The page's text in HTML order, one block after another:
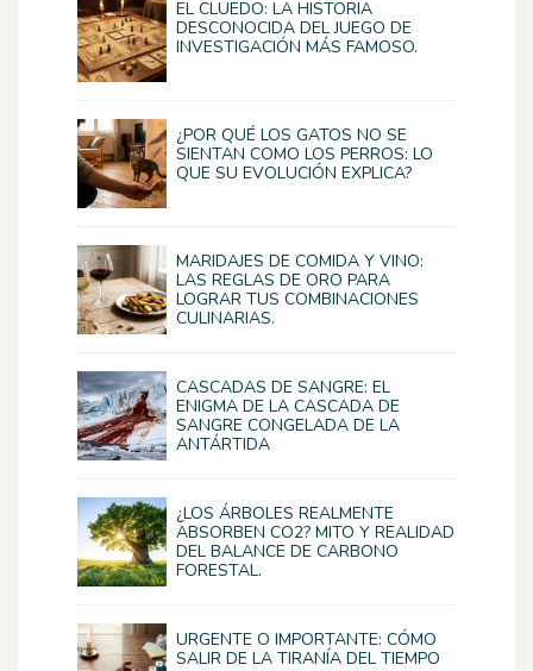
EL CLUEDO: LA HISTORIA
DESCONOCIDA DEL JUEGO DE
INVESTIGACIÓN MÁS FAMOSO.
¿POR QUÉ LOS GATOS NO SE
SIENTAN COMO LOS PERROS: LO
QUE SU EVOLUCIÓN EXPLICA?
MARIDAJES DE COMIDA Y VINO:
LAS REGLAS DE ORO PARA
LOGRAR TUS COMBINACIONES
CULINARIAS.
CASCADAS DE SANGRE: EL
ENIGMA DE LA CASCADA DE
SANGRE CONGELADA DE LA
ANTÁRTIDA
¿LOS ÁRBOLES REALMENTE
ABSORBEN CO2? MITO Y REALIDAD
DEL BALANCE DE CARBONO
FORESTAL.
URGENTE O IMPORTANTE: CÓMO
SALIR DE LA TIRANÍA DEL TIEMPO